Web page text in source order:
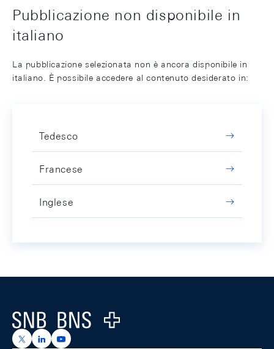
Pubblicazione non disponibile in
italiano
La pubblicazione selezionata non è ancora disponibile in
italiano. È possibile accedere al contenuto desiderato in:
Tedesco
Francese
Inglese
Logo
https://x.com/snb_bns
https://ch.linkedin.com/company/swiss-national-
https://www.youtube.com/@swissnationalbank